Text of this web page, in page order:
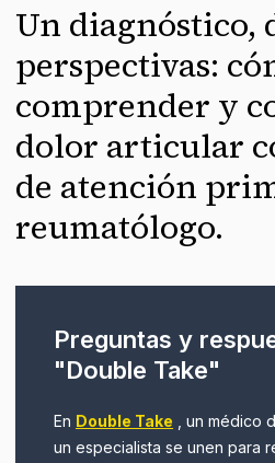
Un diagnóstico,
perspectivas:
comprender y
dolor articular
de atención
reumatólogo.
Preguntas y
"Double Take"
En Double Take , un médico
un especialista se unen para